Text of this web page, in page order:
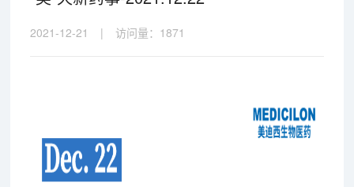
2021-12-21 | 访问量： 1871